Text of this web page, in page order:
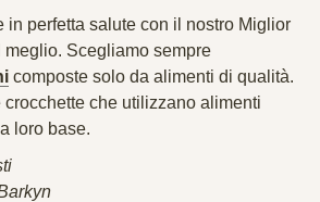
in perfetta salute con il nostro Miglior
Scegliamo sempre
composte solo da alimenti di qualità.
che utilizzano alimenti
loro base.